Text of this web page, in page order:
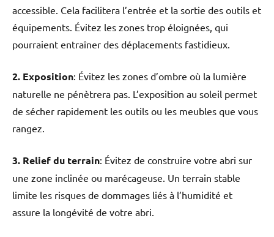
accessible. Cela facilitera l’entrée et la sortie des outils et
équipements. Évitez les zones trop éloignées, qui
pourraient entraîner des déplacements fastidieux.
2. Exposition: Évitez les zones d’ombre où la lumière
naturelle ne pénètrera pas. L’exposition au soleil permet
de sécher rapidement les outils ou les meubles que vous
rangez.
3. Relief du terrain: Évitez de construire votre abri sur
une zone inclinée ou marécageuse. Un terrain stable
limite les risques de dommages liés à l’humidité et
assure la longévité de votre abri.